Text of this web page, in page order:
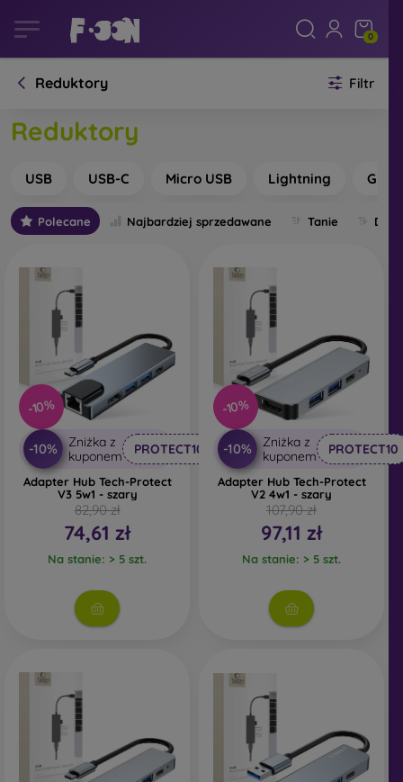
0
Reduktory Filtr
Reduktory
USB USB-C Micro USB Lightning
Polecane Najbardziej sprzedawane Tanie
-10%
-10%
Zniżka z
kuponem
PROTECT10
Adapter Hub Tech-Protect
V3 5w1 - szary
82,90 zł
74,61 zł
Na stanie: > 5 szt.
-10%
-10%
Zniżka z
kuponem
PROTECT10
Adapter Hub Tech-Protect
V2 4w1 - szary
107,90 zł
97,11 zł
Na stanie: > 5 szt.